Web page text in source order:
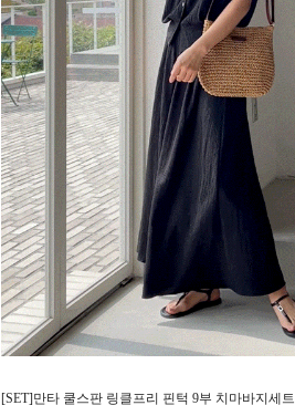
[SET]만타 쿨스판 링클프리 핀턱 9부 치마바지세트